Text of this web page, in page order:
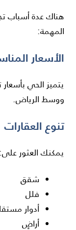
هناك عدة أسباب
المهمة:
الأسعار
يتميز الحي
ووسط الرياض.
تنوع العقارات
يمكنك العثور على:
شقق
فلل
أدوار
أراضٍ